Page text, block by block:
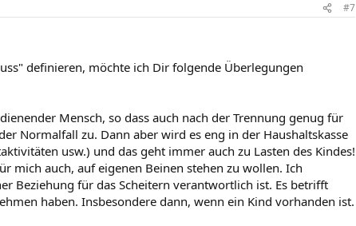
#7
definieren, möchte ich Dir folgende Überlegungen
Mensch, so dass auch nach der Trennung genug für
Normalfall zu. Dann aber wird es eng in der Haushaltskasse
usw.) und das geht immer auch zu Lasten des Kindes!
mich auch, auf eigenen Beinen stehen zu wollen. Ich
Beziehung für das Scheitern verantwortlich ist. Es betrifft
haben. Insbesondere dann, wenn ein Kind vorhanden ist.